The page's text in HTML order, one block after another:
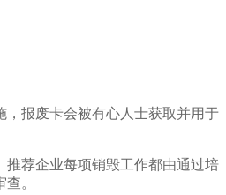
报废卡会被有心人士获取并用于
荐企业每项销毁工作都由通过培
。